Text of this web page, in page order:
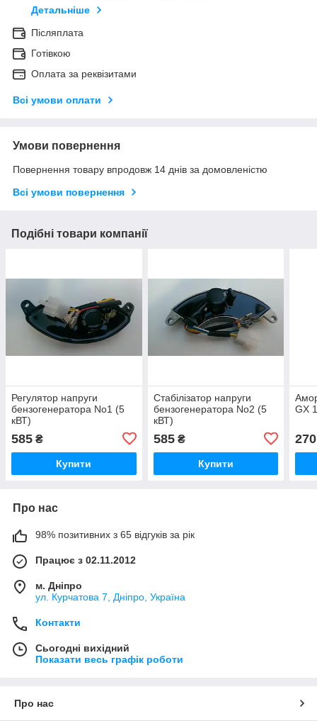
Детальніше
Післяплата
Готівкою
Оплата за реквізитами
Всі умови оплати
Умови повернення
Повернення товару впродовж 14 днів за домовленістю
Всі умови повернення
Подібні товари компанії
Регулятор напруги
бензогенератора No1 (5
кВТ)
585 ₴
Купити
Стабілізатор напруги
бензогенератора No2 (5
кВТ)
585₴
Купити
GX
270
Про нас
98% позитивних з 65 відгуків за рік
Працює з 02.11.2012
м. Дніпро
ул. Курчатова 7, Дніпро, Україна
Контакти
Сьогодні вихідний
Показати весь графік роботи
Про нас